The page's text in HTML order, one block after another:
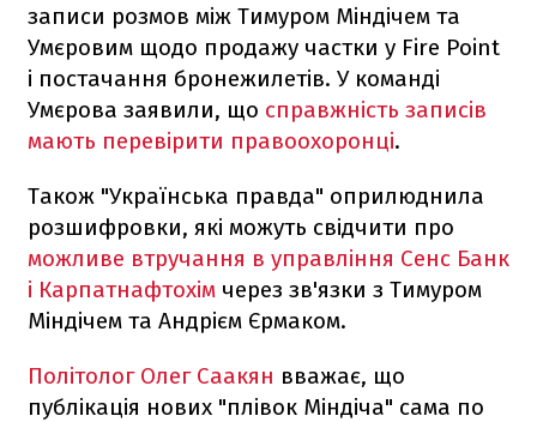
записи розмов між Тимуром Міндічем та
Умєровим щодо продажу частки у Fire Point
і постачання бронежилетів. У команді
Умєрова заявили, що справжність записів
мають перевірити правоохоронці.
Також "Українська правда" оприлюднила
розшифровки, які можуть свідчити про
можливе втручання в управління Сенс Банк
і Карпатнафтохім через зв'язки з Тимуром
Міндічем та Андрієм Єрмаком.
Політолог Олег Саакян вважає, що
публікація нових "плівок Міндіча" сама по